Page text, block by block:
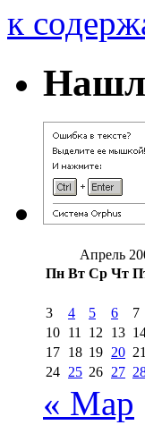
к
Апрель
Пн Вт Ср Чт
3
4 5 6 7
10 11 12 13
17 18 19 20 21
24 25 26 27
« Мар